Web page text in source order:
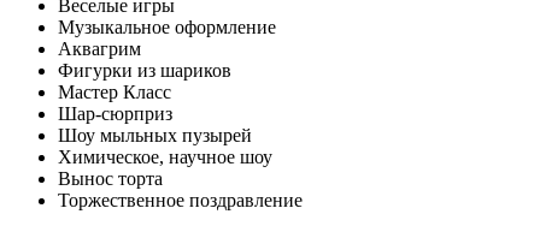
Веселые игры
Музыкальное оформление
Аквагрим
Фигурки из шариков
Мастер Класс
Шар-сюрприз
Шоу мыльных пузырей
Химическое, научное шоу
Вынос торта
Торжественное поздравление